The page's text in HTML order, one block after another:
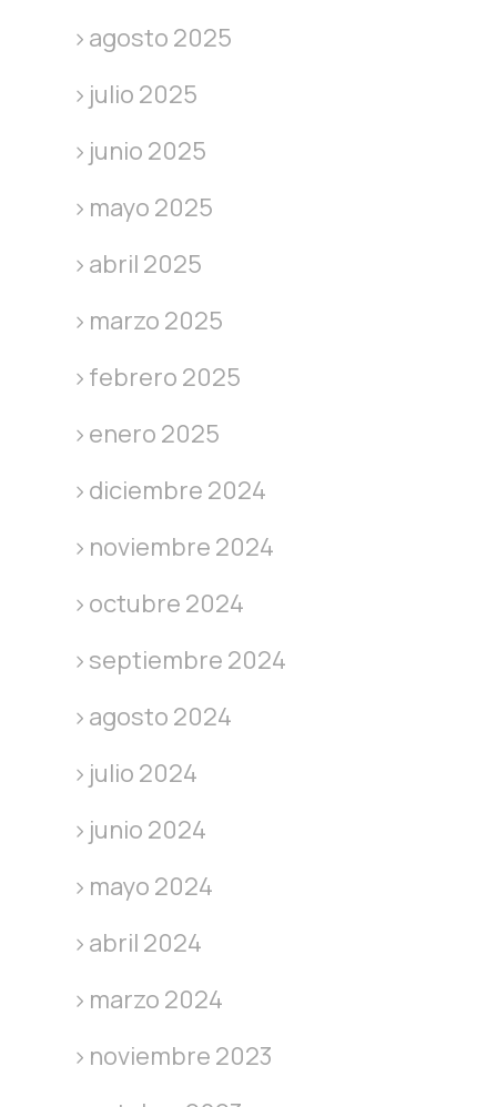
agosto 2025
julio 2025
junio 2025
mayo 2025
abril 2025
marzo 2025
febrero 2025
enero 2025
diciembre 2024
noviembre 2024
octubre 2024
septiembre 2024
agosto 2024
julio 2024
junio 2024
mayo 2024
abril 2024
marzo 2024
noviembre 2023